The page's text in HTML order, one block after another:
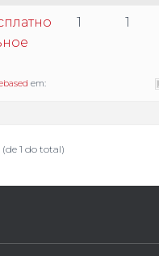
em:
1 1
1 do total)